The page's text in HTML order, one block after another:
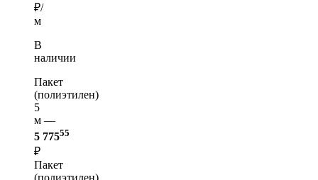
₽/
м
В
наличии
Пакет
(полиэтилен)
5
м —
5 77555
₽
Пакет
(полиэтилен)